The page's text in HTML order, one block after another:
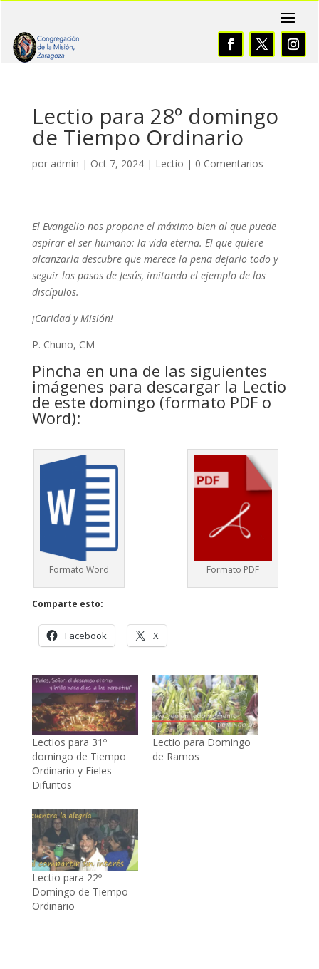
Lectio para 28º domingo
de Tiempo Ordinario
por admin | Oct 7, 2024| Lectio | 0 Comentarios
El Evangelio nos propone el máximo bien al que puede
aspirar el ser humano: la vida eterna. El que quiere
alcanzarla descubre que merece la pena dejarlo todo y
seguir los pasos de Jesús, imitando el ejemplo de los
discípulos.
¡Caridad y Misión!
P. Chuno, CM
Pincha en una de las siguientes
imágenes para descargar la Lectio
de este domingo (formato PDF o
Word):
Formato Word Formato PDF
Comparte esto:
Facebook X
Lectios para 31º
domingo de Tiempo
Ordinario y Fieles
Difuntos
Lectio para Domingo
de Ramos
Lectio para 22º
Domingo de Tiempo
Ordinario